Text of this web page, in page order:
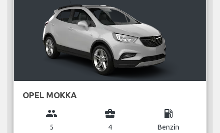
OPEL MOKKA
group
5
business_center
4
local_gas_station
Benzin